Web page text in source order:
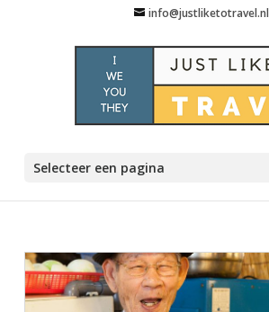
info@justliketotravel.nl
Selecteer een pagina